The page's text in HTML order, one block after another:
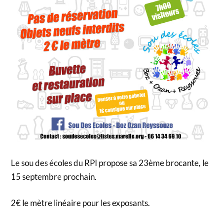
Le sou des écoles du RPI propose sa 23ème brocante, le
15 septembre prochain.
2€ le mètre linéaire pour les exposants.